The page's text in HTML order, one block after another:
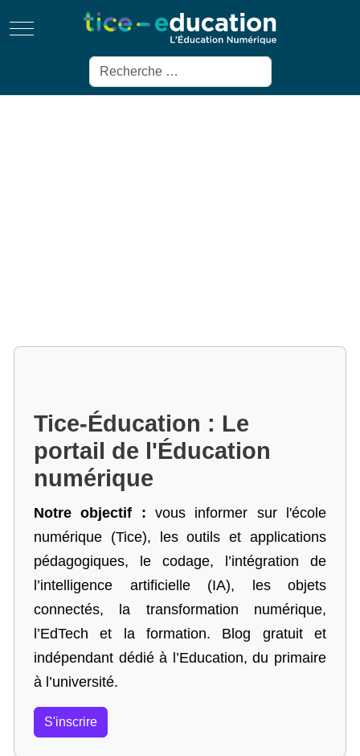
Mobile Menu Toggle
Rechercher
Tice-Éducation : Le
portail de l'Éducation
numérique
Notre objectif : vous informer sur l'école
numérique (Tice), les outils et applications
pédagogiques, le codage,
l’intégration de
l’intelligence artificielle (IA), les objets
connectés, la transformation numérique,
l’EdTech et la formation. Blog gratuit et
indépendant dédié à l’Education, du primaire
à l’université.
S'inscrire